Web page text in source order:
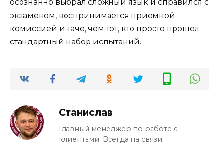
осознанно выбрал сложный язык и справился с
экзаменом, воспринимается приемной
комиссией иначе, чем тот, кто просто прошел
стандартный набор испытаний.
Станислав
Главный менеджер по работе с
клиентами. Всегда на связи: